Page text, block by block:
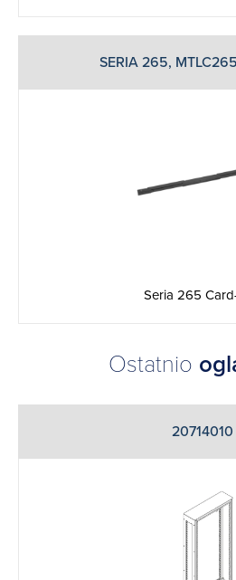
SERIA 265,
Seria 265
Ostatnio
20714010